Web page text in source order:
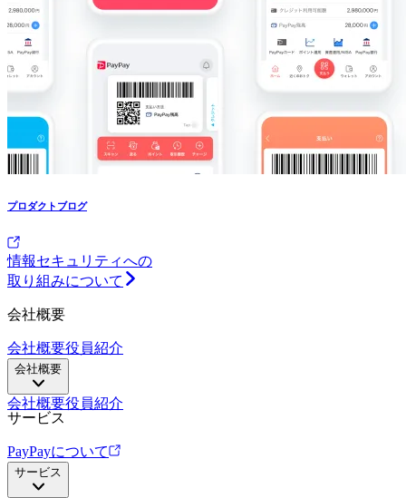
プロダクトブログ
情報セキュリティへの
取り組みについて
会社概要
会社概要役員紹介
会社概要
会社概要役員紹介
サービス
PayPayについて
サービス